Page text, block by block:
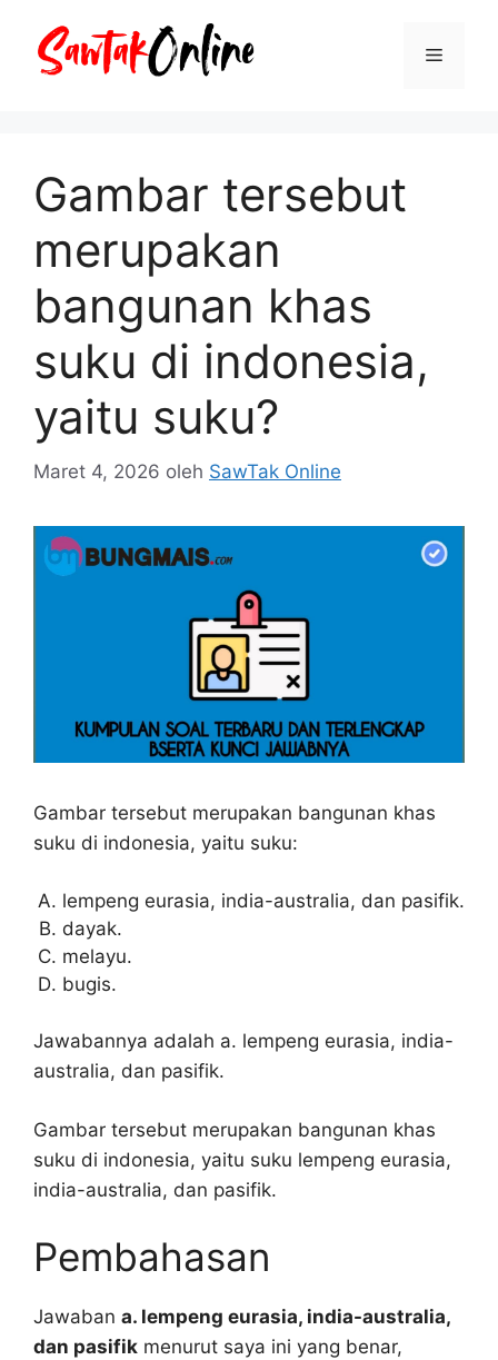
Menu
Gambar tersebut
merupakan
bangunan khas
suku di indonesia,
yaitu suku?
Maret 4, 2026 oleh SawTak Online
Gambar tersebut merupakan bangunan khas
suku di indonesia, yaitu suku:
lempeng eurasia, india-australia, dan pasifik.
dayak.
melayu.
bugis.
Jawabannya adalah a. lempeng eurasia, india-
australia, dan pasifik.
Gambar tersebut merupakan bangunan khas
suku di indonesia, yaitu suku lempeng eurasia,
india-australia, dan pasifik.
Pembahasan
Jawaban a. lempeng eurasia, india-australia,
dan pasifik menurut saya ini yang benar,